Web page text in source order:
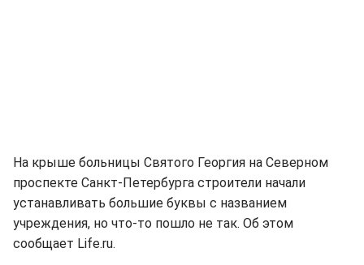
На крыше больницы Святого Георгия на Северном
проспекте Санкт-Петербурга строители начали
устанавливать большие буквы с названием
учреждения, но что-то пошло не так. Об этом
сообщает Life.ru.